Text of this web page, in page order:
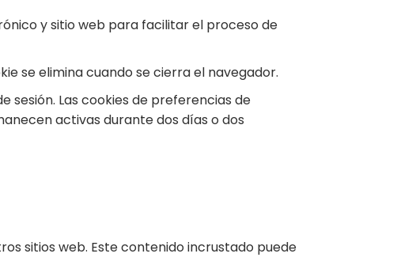
y sitio web para facilitar el proceso de
se elimina cuando se cierra el navegador.
sesión. Las cookies de preferencias de
activas durante dos días o dos
sitios web. Este contenido incrustado puede